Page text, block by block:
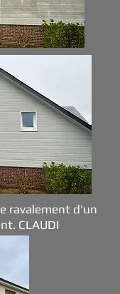
ravalement d'un
CLAUDI